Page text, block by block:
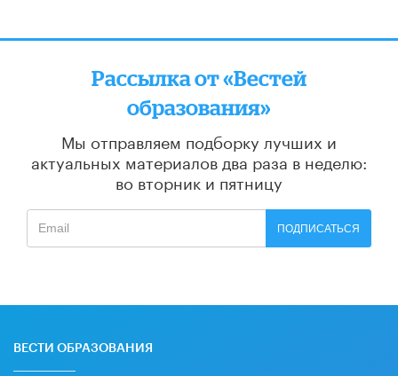
Рассылка от «Вестей
образования»
Мы отправляем подборку лучших и
актуальных материалов два раза в неделю:
во вторник и пятницу
ПОДПИСАТЬСЯ
ВЕСТИ ОБРАЗОВАНИЯ